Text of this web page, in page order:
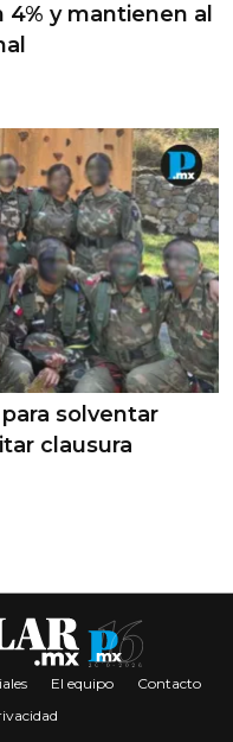
y mantienen al
solventar
clausura
El equipo
Contacto